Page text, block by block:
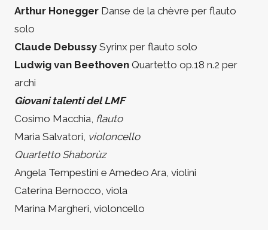
Arthur Honegger Danse de la chèvre per flauto
solo
Claude Debussy Syrinx per flauto solo
Ludwig van Beethoven Quartetto op.18 n.2 per
archi
Giovani talenti del LMF
Cosimo Macchia, flauto
Maria Salvatori, violoncello
Quartetto Shaborùz
Angela Tempestini e Amedeo Ara, violini
Caterina Bernocco, viola
Marina Margheri, violoncello